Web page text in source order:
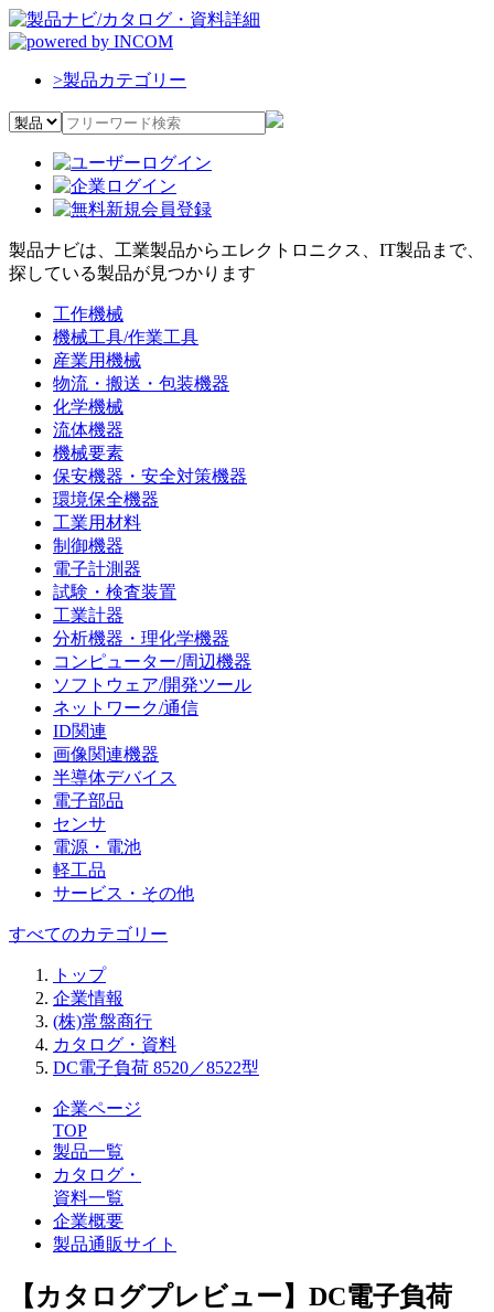
>製品カテゴリー
製品ナビは、工業製品からエレクトロニクス、IT製品まで、
探している製品が見つかります
工作機械
機械工具/作業工具
産業用機械
物流・搬送・包装機器
化学機械
流体機器
機械要素
保安機器・安全対策機器
環境保全機器
工業用材料
制御機器
電子計測器
試験・検査装置
工業計器
分析機器・理化学機器
コンピューター/周辺機器
ソフトウェア/開発ツール
ネットワーク/通信
ID関連
画像関連機器
半導体デバイス
電子部品
センサ
電源・電池
軽工品
サービス・その他
すべてのカテゴリー
トップ
企業情報
(株)常盤商行
カタログ・資料
DC電子負荷 8520／8522型
企業ページ
TOP
製品一覧
カタログ・
資料一覧
企業概要
製品通販サイト
【カタログプレビュー】DC電子負荷